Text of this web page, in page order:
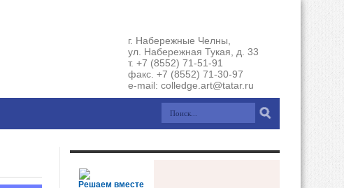
г. Набережные Челны,
ул. Набережная Тукая, д. 33
т. +7 (8552) 71-51-91
факс. +7 (8552) 71-30-97
e-mail: colledge.art@tatar.ru
Решаем вместе